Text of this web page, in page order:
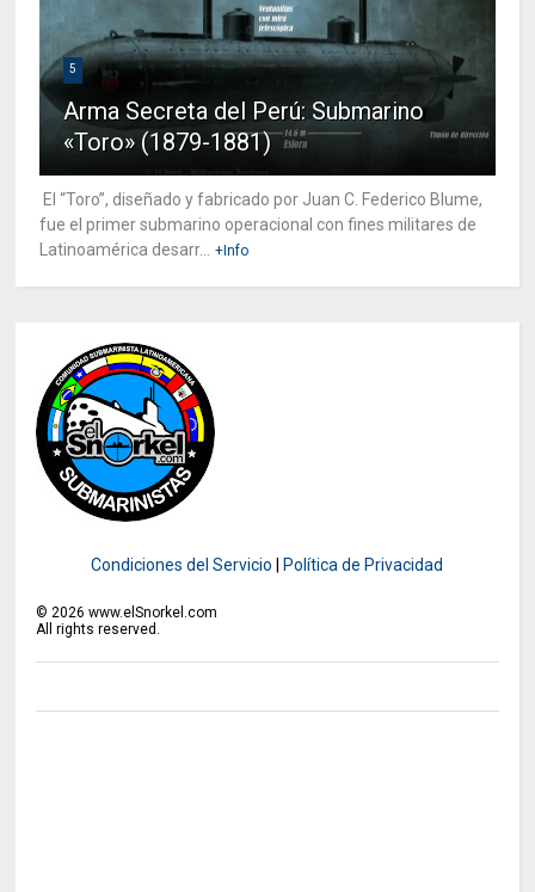
5
Arma Secreta del Perú: Submarino
«Toro» (1879-1881)
El “Toro”, diseñado y fabricado por Juan C. Federico Blume,
fue el primer submarino operacional con fines militares de
Latinoamérica desarr...
+Info
Condiciones del Servicio Política de Privacidad
©2026 www.elSnorkel.com
All rights reserved.